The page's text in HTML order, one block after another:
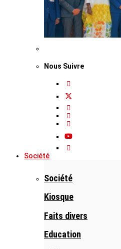
Nous Suivre
Société
Société
Kiosque
Faits divers
Education